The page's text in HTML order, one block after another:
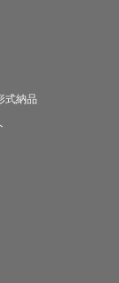
式納品